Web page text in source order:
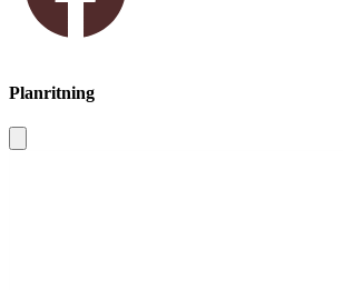
Planritning